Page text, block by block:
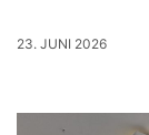
23. JUNI 2026